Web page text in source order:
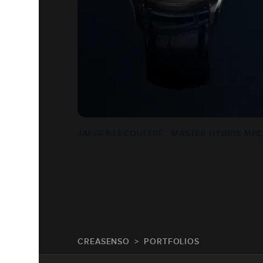
CREASENSO PORTFOLIOS